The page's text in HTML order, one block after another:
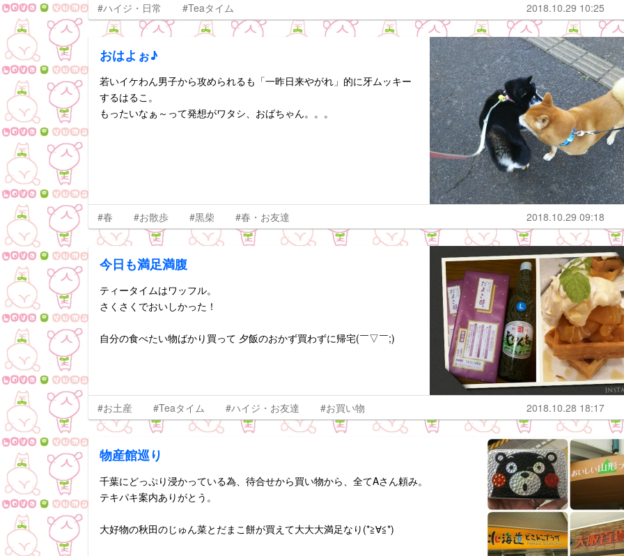
#ハイジ・日常 #Teaタイム 2018.10.29 10:25
おはよぉ♪
若いイケわん男子から攻められるも「一昨日来やがれ」的に牙ムッキー
するはるこ。
もったいなぁ～って発想がワタシ、おばちゃん。。。
#春 #お散歩 #黒柴 #春・お友達 2018.10.29 09:18
今日も満足満腹
ティータイムはワッフル。
さくさくでおいしかった！
自分の食べたい物ばかり買って 夕飯のおかず買わずに帰宅(￣▽￣;)
#お土産 #Teaタイム #ハイジ・お友達 #お買い物 2018.10.28 18:17
物産館巡り
千葉にどっぷり浸かっている為、待合せから買い物から、全てAさん頼み。
テキパキ案内ありがとう。
大好物の秋田のじゅん菜とだまこ餅が買えて大大大満足なり(*≧∀≦*)